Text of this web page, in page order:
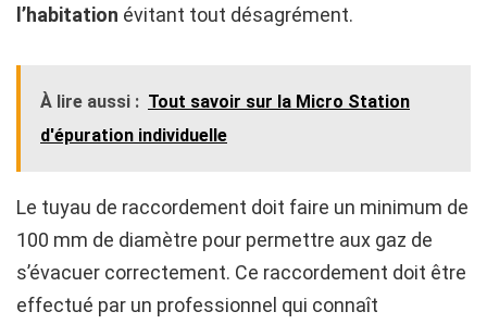
l’habitation évitant tout désagrément.
À lire aussi : Tout savoir sur la Micro Station
d'épuration individuelle
Le tuyau de raccordement doit faire un minimum de
100 mm de diamètre pour permettre aux gaz de
s’évacuer correctement. Ce raccordement doit être
effectué par un professionnel qui connaît